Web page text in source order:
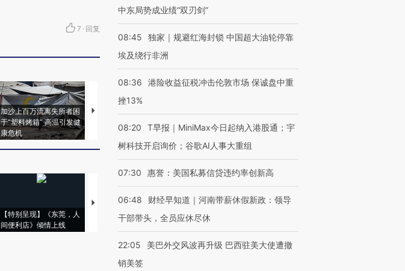
7 · 回复
加沙上百万流离失所者困
于“塑料烤箱” 高温引发健
康危机
马航飞行员跨国走私7万
粒摇头丸 尿检体内含3种
泽连斯基密集出访美英 索
要防空导弹“救急”
秘鲁纳斯卡观光飞机坠毁
13人遇难
【特别呈现】《东莞，人
间便利店》倾情上线
【推广】走进第四届链博
会，让数智科技“链”接产
【特别呈现】寻找100种
有意思的生活方式·第三对
【商旅对话】华住集团
中东局势成业绩“双刃剑”
08:45
独家｜规避红海封锁 中国超大油轮停靠
埃及绕行非洲
08:36
港险收益征税冲击伦敦市场 保诚盘中重
挫13%
08:20
T早报｜MiniMax今日起纳入港股通；宇
树科技开启询价；谷歌AI人事大重组
07:30 惠誉：美国私募信贷违约率创新高
06:48
财经早知道｜河南带薪休假新政：领导
干部带头，全员应休尽休
22:05
美巴外交风波再升级 巴西驻美大使遭撤
销美签